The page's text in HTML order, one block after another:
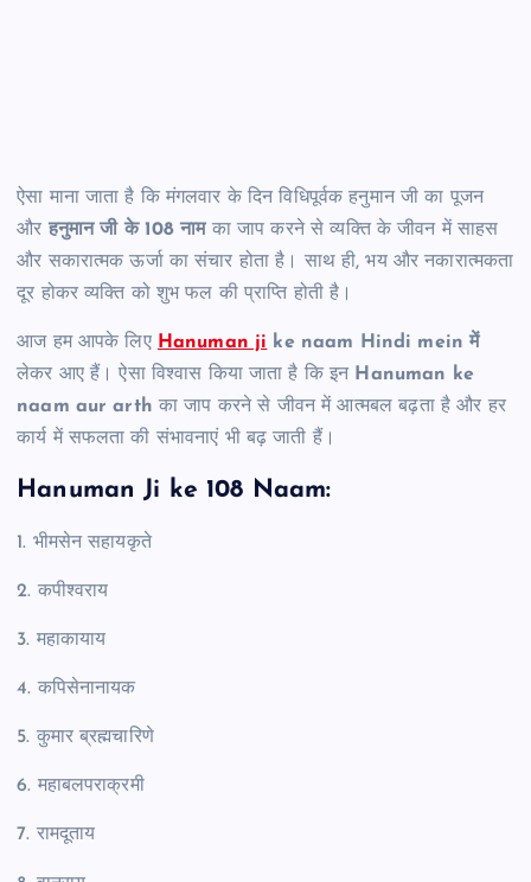
ऐसा माना जाता है कि मंगलवार के दिन विधिपूर्वक हनुमान जी का पूजन
और हनुमान जी के 108 नामका जाप करने से व्यक्ति के जीवन में साहस
और सकारात्मक ऊर्जा का संचार होता है। साथ ही, भय और नकारात्मकता
दूर होकर व्यक्ति को शुभ फल की प्राप्ति होती है।
आज हम आपके लिए Hanuman ji ke naam Hindi mein में
लेकर आए हैं। ऐसा विश्वास किया जाता है कि इन Hanuman ke
naam aur arthका जाप करने से जीवन में आत्मबल बढ़ता है और हर
कार्य में सफलता की संभावनाएं भी बढ़ जाती हैं।
Hanuman Ji ke 108 Naam:
1. भीमसेन सहायकृते
2. कपीश्वराय
3. महाकायाय
4. कपिसेनानायक
5. कुमार ब्रह्मचारिणे
6. महाबलपराक्रमी
7. रामदूताय